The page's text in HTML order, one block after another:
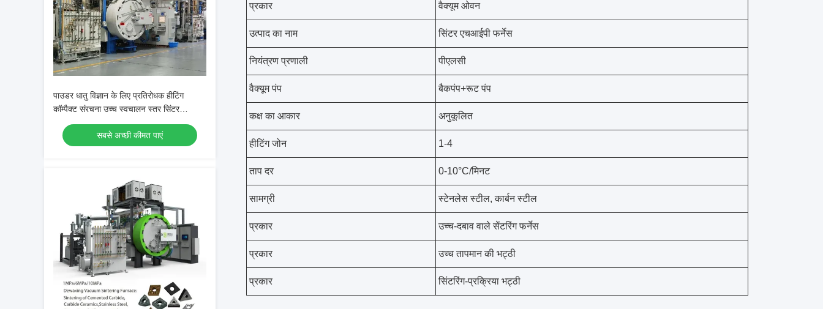
पाउडर धातु विज्ञान के लिए प्रतिरोधक हीटिंग
कॉम्पैक्ट संरचना उच्च स्वचालन स्तर सिंटर
एचआईपी भट्टी
सबसे अच्छी कीमत पाएं
प्रकार वैक्यूम ओवन
उत्पाद का नाम सिंटर एचआईपी फर्नेस
नियंत्रण प्रणाली पीएलसी
वैक्यूम पंप बैकपंप+रूट पंप
कक्ष का आकार अनुकूलित
हीटिंग जोन 1-4
ताप दर 0-10°C/मिनट
सामग्री स्टेनलेस स्टील, कार्बन स्टील
प्रकार उच्च-दबाव वाले सेंटरिंग फर्नेस
प्रकार उच्च तापमान की भट्ठी
प्रकार सिंटरिंग-प्रक्रिया भट्ठी